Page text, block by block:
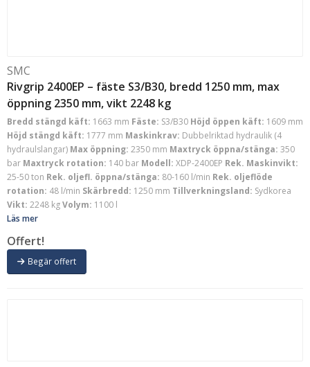
SMC
Rivgrip 2400EP – fäste S3/B30, bredd 1250 mm, max
öppning 2350 mm, vikt 2248 kg
Bredd stängd käft: 1663 mm Fäste: S3/B30 Höjd öppen käft: 1609 mm
Höjd stängd käft: 1777 mm Maskinkrav: Dubbelriktad hydraulik (4
hydraulslangar) Max öppning: 2350 mm Maxtryck öppna/stänga: 350
bar Maxtryck rotation: 140 bar Modell: XDP-2400EP Rek. Maskinvikt:
25-50 ton Rek. oljefl. öppna/stänga: 80-160 l/min Rek. oljeflöde
rotation: 48 l/min Skärbredd: 1250 mm Tillverkningsland: Sydkorea
Vikt: 2248 kgVolym: 1100 l
Läs mer
Offert!
Begär offert